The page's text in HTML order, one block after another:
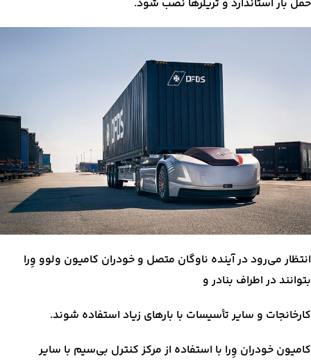
حمل بار استاندارد و تریلرها نصب شود.
انتظار می‌رود در آینده ناوگان متصل و خودران کامیون ولوو وِرا
بتوانند در اطراف بنادر و
کارخانجات و سایر تأسیسات با بارهای زیاد استفاده شوند.
کامیون خودران وِرا با استفاده از مرکز کنترل بی‌سیم با سایر